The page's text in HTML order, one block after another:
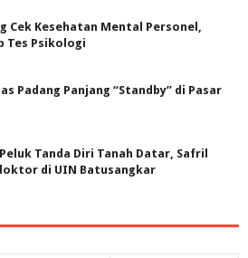
Cek Kesehatan Mental Personel,
Tes Psikologi
Padang Panjang “Standby” di Pasar
Tanda Diri Tanah Datar, Safril
di UIN Batusangkar